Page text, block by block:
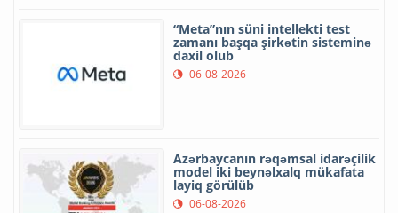
“Meta”nın süni intellekti test
zamanı başqa şirkətin sisteminə
daxil olub
06-08-2026
Azərbaycanın rəqəmsal idarəçilik
model iki beynəlxalq mükafata
layiq görülüb
06-08-2026